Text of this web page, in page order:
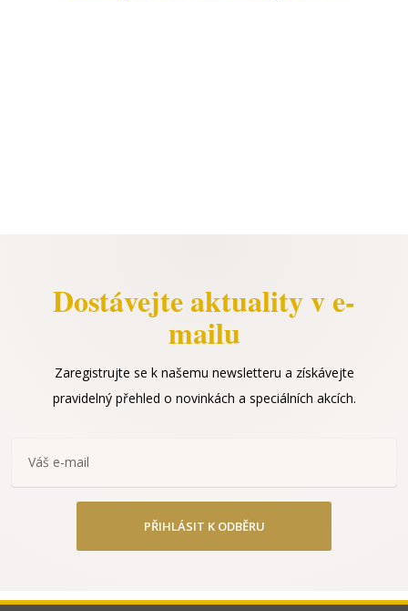
Dostávejte aktuality v e-
mailu
Zaregistrujte se k našemu newsletteru a získávejte
pravidelný přehled o novinkách a speciálních akcích.
PŘIHLÁSIT K ODBĚRU